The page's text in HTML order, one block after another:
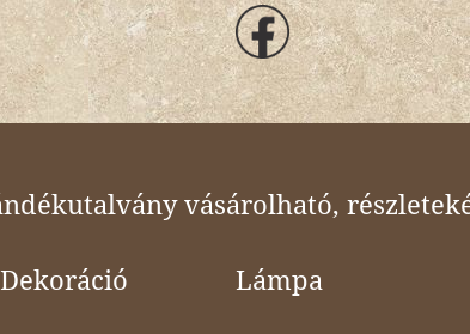
vásárolható,
Dekoráció Lámpa